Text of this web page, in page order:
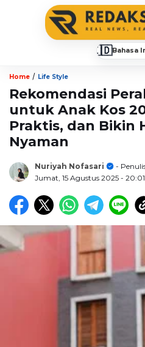
🇮🇩Bahasa
Home / Life Style
Rekomendasi
untuk Anak Kos
Praktis, dan Bikin
Nyaman
Nuriyah Nofasari
-
Jumat, 15 Agustus 2025 -